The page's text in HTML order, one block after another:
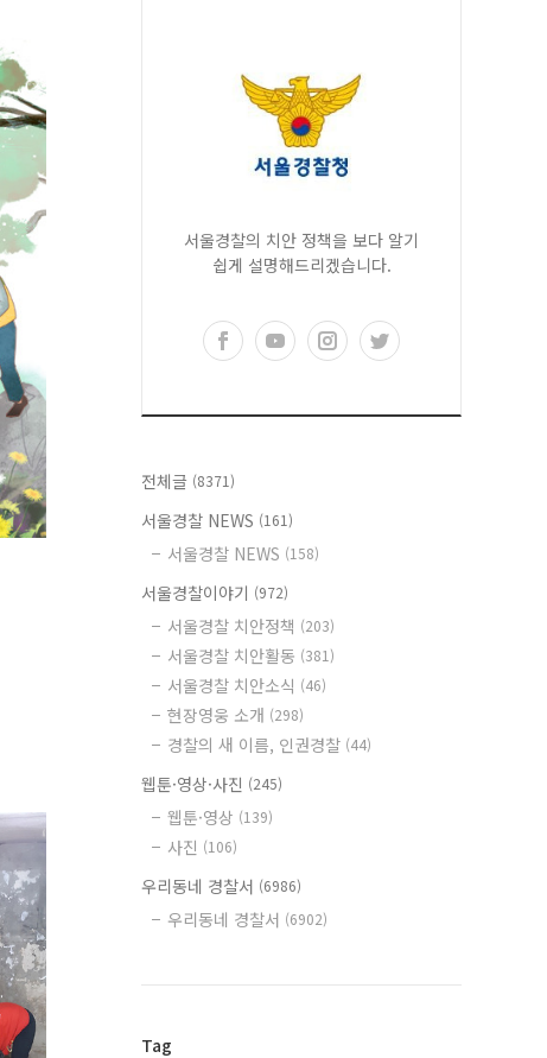
서울경찰의 치안 정책을 보다 알기
쉽게 설명해드리겠습니다.
전체글 (8371)
서울경찰 NEWS (161)
서울경찰 NEWS (158)
서울경찰이야기 (972)
서울경찰 치안정책 (203)
서울경찰 치안활동 (381)
서울경찰 치안소식 (46)
현장영웅 소개 (298)
경찰의 새 이름, 인권경찰 (44)
웹툰·영상·사진 (245)
웹툰·영상 (139)
사진 (106)
우리동네 경찰서 (6986)
우리동네 경찰서 (6902)
Tag